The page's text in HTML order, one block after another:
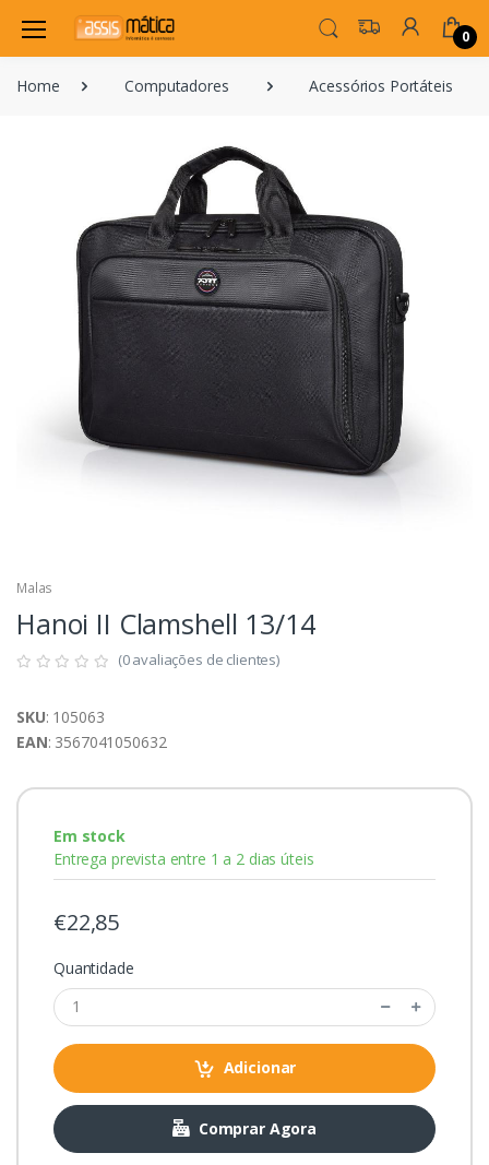
0
Home Computadores Acessórios Portáteis
Malas
Hanoi II Clamshell 13/14
(0 avaliações de clientes)
SKU: 105063
EAN: 3567041050632
Em stock
Entrega prevista entre 1 a 2 dias úteis
€22,85
Quantidade
Adicionar
Comprar Agora